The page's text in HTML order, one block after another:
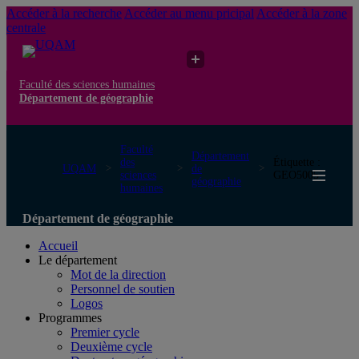
Accéder à la recherche Accéder au menu pricipal Accéder à la zone
centrale
Faculté des sciences humaines
Département de géographie
UQAM
Faculté
des
sciences
humaines
Département
de
géographie
Étiquette :
GEO5005
Département de géographie
Accueil
Le département
Mot de la direction
Personnel de soutien
Logos
Programmes
Premier cycle
Deuxième cycle